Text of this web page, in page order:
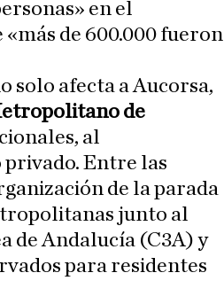
en el
de 600.000 fueron
solo afecta a Aucorsa,
de
al
Entre las
de la parada
junto al
de Andalucía (C3A) y
para residentes